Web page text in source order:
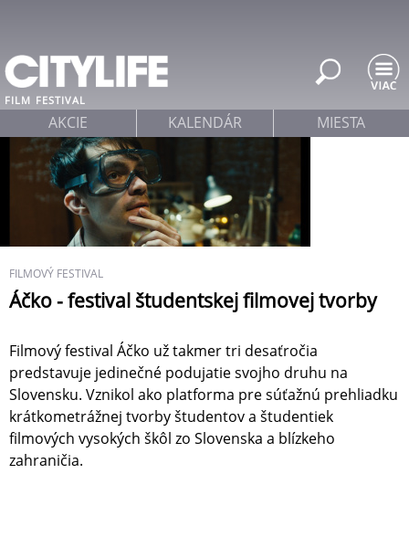
FILM FESTIVAL
FILMOVÝ FESTIVAL
Áčko - festival študentskej filmovej tvorby
Filmový festival Áčko už takmer tri desaťročia
predstavuje jedinečné podujatie svojho druhu na
Slovensku. Vznikol ako platforma pre súťažnú prehliadku
krátkometrážnej tvorby študentov a študentiek
filmových vysokých škôl zo Slovenska a blízkeho
zahraničia.
AKCIE KALENDÁR MIESTA